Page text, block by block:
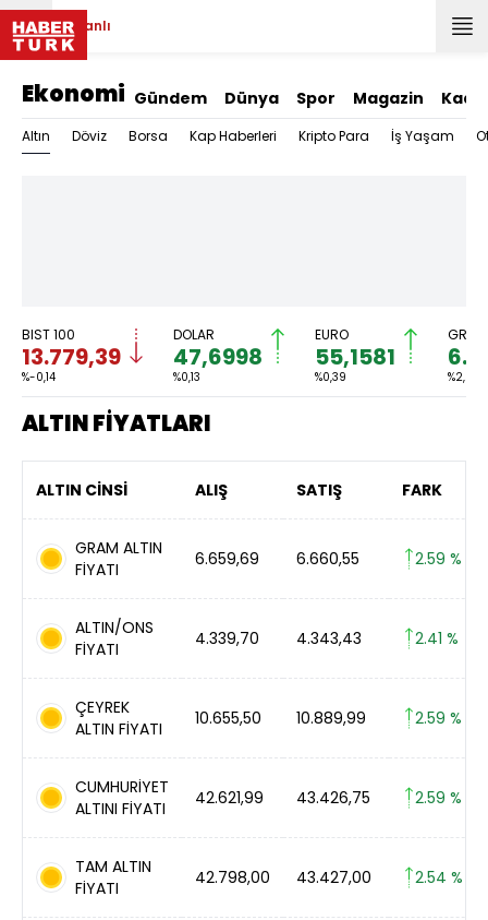
Canlı
Ekonomi Gündem Dünya Spor Magazin
Altın Döviz Borsa Kap Haberleri Kripto Para İş Yaşam
BIST 100
13.779,39
%-0,14
DOLAR
47,6998
%0,13
EURO
55,1581
%0,39 %2,59
ALTIN FİYATLARI
ALTIN CİNSİ ALIŞ SATIŞ FARK
GRAM ALTIN
FİYATI
6.659,69 6.660,55 2.59 %
ALTIN/ONS
FİYATI
4.339,70 4.343,43 2.41 %
ÇEYREK
ALTIN FİYATI
10.655,50 10.889,99 2.59 %
CUMHURİYET
ALTINI FİYATI
42.621,99 43.426,75 2.59 %
TAM ALTIN
FİYATI
42.798,00 43.427,00 2.54 %